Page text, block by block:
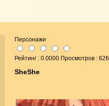
Персонажи
Рейтинг : 0.0000 Просмотров : 626
SheShe